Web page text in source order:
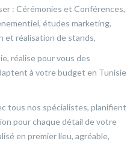
: Cérémonies et Conférences,
études marketing,
et réalisation de stands,
réalise pour vous des
à votre budget en Tunisie
tous nos spécialistes, planifient
pour chaque détail de votre
en premier lieu, agréable,